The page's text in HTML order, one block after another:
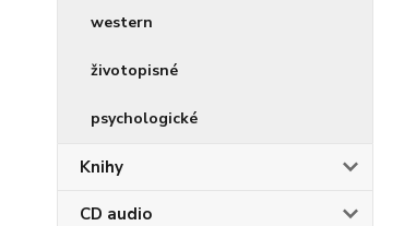
western
životopisné
psychologické
Knihy
CD audio